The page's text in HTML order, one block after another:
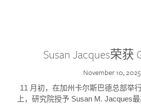
Susan Jacques荣获
November 10, 2025
11 月初，在加州卡尔斯巴德总部举
上，研究院授予 Susan M. Jacques